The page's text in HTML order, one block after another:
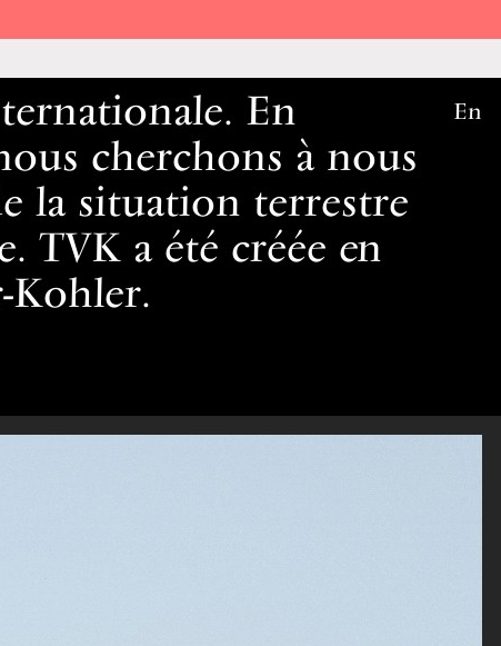
En
En
cherchons à nous
la situation terrestre
TVK a été créée en
Kohler.